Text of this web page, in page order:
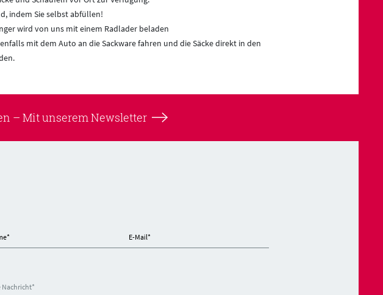
indem Sie selbst abfüllen!
wird von uns mit einem Radlader beladen
mit dem Auto an die Sackware fahren und die Säcke direkt in den
– Mit unserem Newsletter
* E-Mail*
Nachricht*